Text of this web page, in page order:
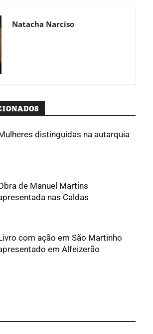
Natacha Narciso
distinguidas na autarquia
de Manuel Martins
nas Caldas
com ação em São Martinho
em Alfeizerão